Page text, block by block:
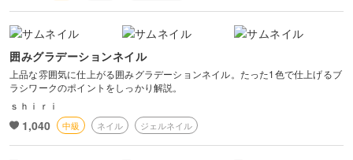
囲みグラデーションネイル
上品な雰囲気に仕上がる囲みグラデーションネイル。たった1色で仕上げるブ
ラシワークのポイントをしっかり解説。
ｓｈｉｒｉ
1,040 中級 ネイル ジェルネイル